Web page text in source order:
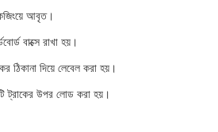
আবৃত।
বাক্সে রাখা হয়।
ঠিকানা দিয়ে লেবেল করা হয়।
ট্রাকের উপর লোড করা হয়।